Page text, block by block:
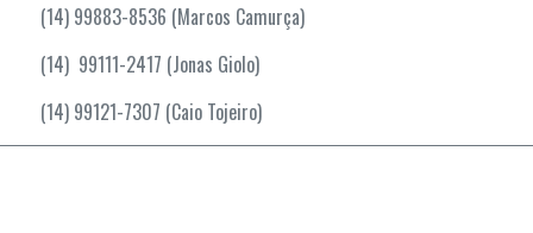
(14) 99883-8536 (Marcos Camurça)
(14) 99111-2417 (Jonas Giolo)
(14) 99121-7307 (Caio Tojeiro)